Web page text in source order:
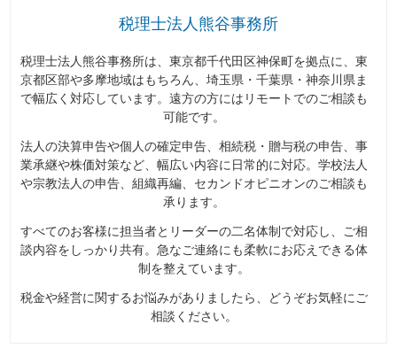
税理士法人熊谷事務所
税理士法人熊谷事務所は、東京都千代田区神保町を拠点に、東
京都区部や多摩地域はもちろん、埼玉県・千葉県・神奈川県ま
で幅広く対応しています。遠方の方にはリモートでのご相談も
可能です。
法人の決算申告や個人の確定申告、相続税・贈与税の申告、事
業承継や株価対策など、幅広い内容に日常的に対応。学校法人
や宗教法人の申告、組織再編、セカンドオピニオンのご相談も
承ります。
すべてのお客様に担当者とリーダーの二名体制で対応し、ご相
談内容をしっかり共有。急なご連絡にも柔軟にお応えできる体
制を整えています。
税金や経営に関するお悩みがありましたら、どうぞお気軽にご
相談ください。